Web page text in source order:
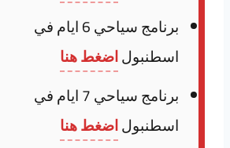
برنامج سياحي 6 ايام في
اسطنبولاضغط هنا
برنامج سياحي 7 ايام في
اسطنبولاضغط هنا